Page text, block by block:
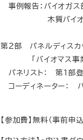
事例報告：バイオガ
木質バイオマ
第２部 パネルディス
「バイオマス事業
パネリスト： 第１
コーディネーター：
北海道興
【参加費】無料（事前申